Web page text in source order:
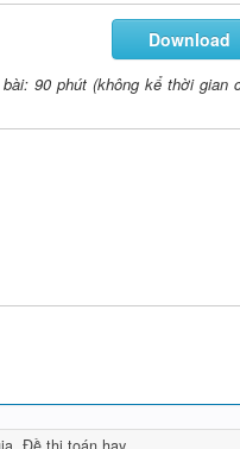
Download
90 phút (không kể thời gian
(O); B, C là hai tiếp